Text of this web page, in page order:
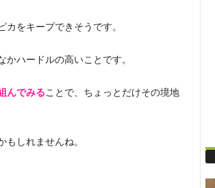
をキープできそうです。
ハードルの高いことです。
んでみることで、ちょっとだけその境地
しれませんね。